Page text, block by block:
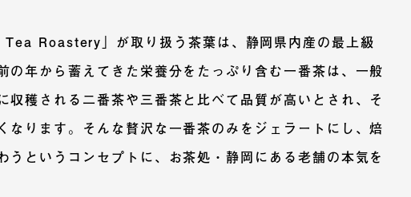
Tea Roastery」が取り扱う茶葉は、静岡県内産の最上級
の年から蓄えてきた栄養分をたっぷり含む一番茶は、一般
収穫される二番茶や三番茶と比べて品質が高いとされ、そ
なります。そんな贅沢な一番茶のみをジェラートにし、焙
うというコンセプトに、お茶処・静岡にある老舗の本気を